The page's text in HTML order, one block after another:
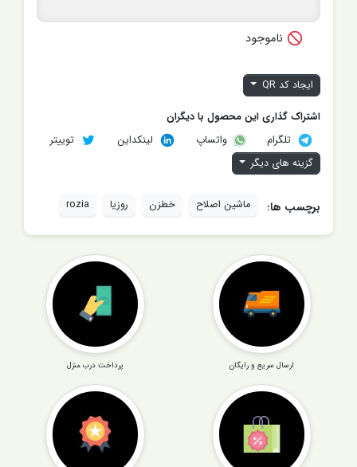
 ناموجود
ایجاد کد QR
اشتراک گذاری این محصول با دیگران
تلگرام
واتساپ لینکداین
توییتر
گزینه های دیگر
برچسب ها: ماشین اصلاح خطزن روزیا rozia
ارسال سریع و رایگان پرداخت درب منزل